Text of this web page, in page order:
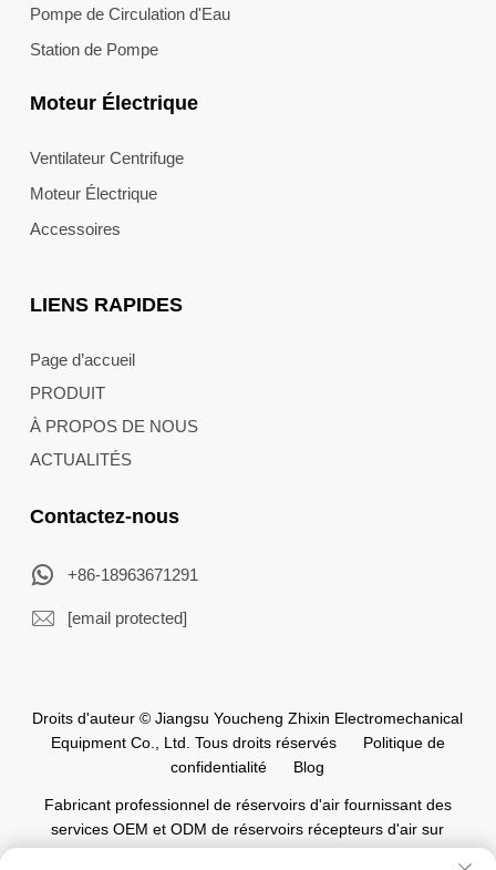
Pompe de Circulation d'Eau
Station de Pompe
Moteur Électrique
Ventilateur Centrifuge
Moteur Électrique
Accessoires
LIENS RAPIDES
Page d’accueil
PRODUIT
À PROPOS DE NOUS
ACTUALITÉS
Contactez-nous
+86-18963671291
[email protected]
Droits d'auteur © Jiangsu Youcheng Zhixin Electromechanical
Equipment Co., Ltd. Tous droits réservés
Politique de
confidentialité
Blog
Fabricant professionnel de réservoirs d'air fournissant des
services OEM et ODM de réservoirs récepteurs d'air sur
mesure pour l'industrie mondiale de l'automatisation.